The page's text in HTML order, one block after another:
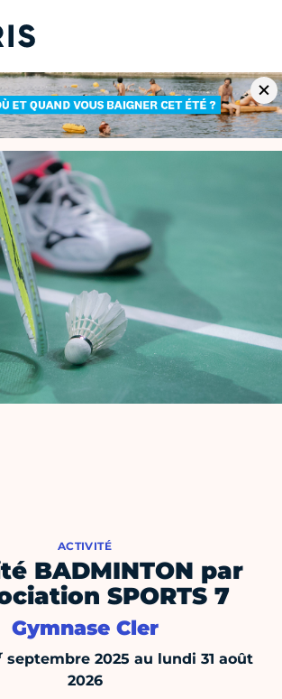
ACTIVITÉ
BADMINTON par
SPORTS 7
Gymnase Cler
septembre 2025 au lundi 31 août
2026